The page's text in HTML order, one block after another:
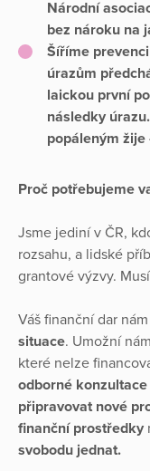
Národní
bez nároku na
Šíříme
úrazům
laickou první
následky
popáleným
Proč potřebujeme
Jsme jediní v ČR,
rozsahu, a lidské
grantové výzvy.
Váš finanční dar
situace. Umožní nám
které nelze
odborné konzultace
připravovat nové
finanční prostředky
svobodu jednat.